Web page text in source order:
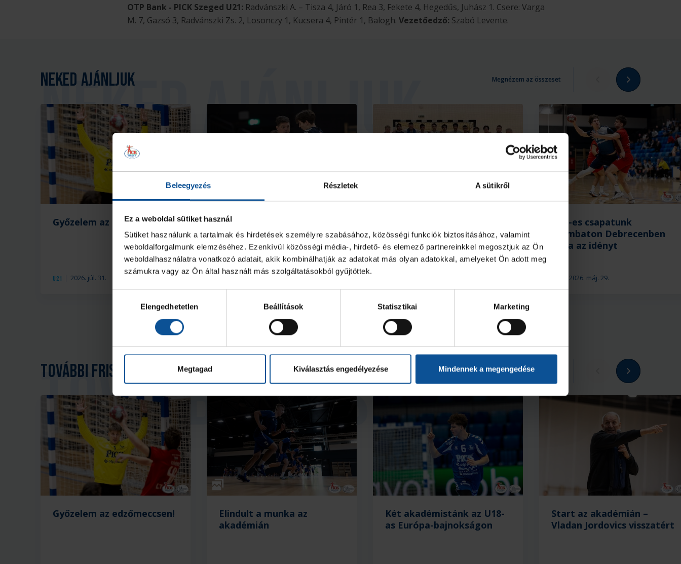
Beleegyezés Részletek A sütikről
Ez a weboldal sütiket használ
Sütiket használunk a tartalmak és hirdetések személyre szabásához, közösségi funkciók biztosításához, valamint
weboldalforgalmunk elemzéséhez. Ezenkívül közösségi média-, hirdető- és elemező partnereinkkel megosztjuk az Ön
weboldalhasználatra vonatkozó adatait, akik kombinálhatják az adatokat más olyan adatokkal, amelyeket Ön adott meg
számukra vagy az Ön által használt más szolgáltatásokból gyűjtöttek.
kiválasztásaElengedhetetlen Beállítások Statisztikai Marketing
Megtagad Kiválasztás engedélyezése Mindennek a megengedése
OTP Bank - PICK Szeged U21: Radvánszki A. – Tisza 4, Járó 1, Rea 3, Fekete 4, Hegedűs, Juhász 1. Csere: Varga
M. 7, Gazsó 3, Radvánszki Zs. 2, Losonczy 1, Kucsera 4, Pintér 1, Balogh. Vezetőedző: Szabó Levente.
Neked ajánljuk Megnézem az összeset
U21 2026. júl. 31.
Győzelem az edzőmeccsen!
Bravúrokkal teli idény,
ötödik hely a felnőtt
mezőnyben
U21-eseink az NB I/B-ben
2026. máj. 29.
U21-es csapatunk
szombaton Debrecenben
zárja az idényt
További friss hírek Megnézem az összeset
Győzelem az edzőmeccsen!
Galéria
Elindult a munka az
akadémián
Két akadémistánk az U18-
as Európa-bajnokságon
Start az akadémián –
Vladan Jordovics visszatért